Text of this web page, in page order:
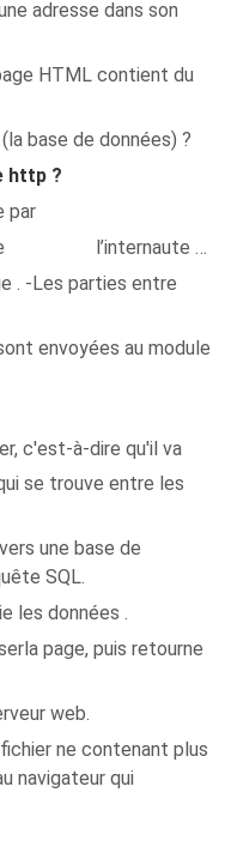
adresse dans son
HTML contient du
base de données) ?
http ?
par
…
. -Les parties entre
au module
c'est-à-dire qu'il va
se trouve entre les
une base de
SQL.
les données .
page, puis retourne
web.
ne contenant plus
navigateur qui